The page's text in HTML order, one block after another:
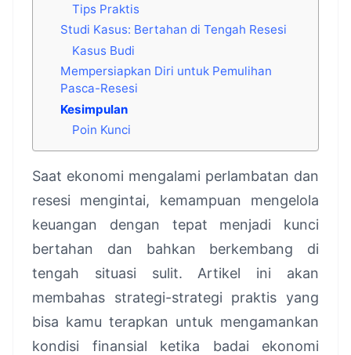
Tips Praktis
Studi Kasus: Bertahan di Tengah Resesi
Kasus Budi
Mempersiapkan Diri untuk Pemulihan
Pasca-Resesi
Kesimpulan
Poin Kunci
Saat ekonomi mengalami perlambatan dan
resesi mengintai, kemampuan mengelola
keuangan dengan tepat menjadi kunci
bertahan dan bahkan berkembang di
tengah situasi sulit. Artikel ini akan
membahas strategi-strategi praktis yang
bisa kamu terapkan untuk mengamankan
kondisi finansial ketika badai ekonomi